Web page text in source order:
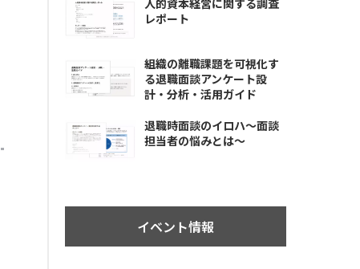
人的資本経営に関する調査
レポート
組織の離職課題を可視化す
る退職面談アンケート設
計・分析・活用ガイド
退職時面談のイロハ〜面談
担当者の悩みとは〜
イベント情報